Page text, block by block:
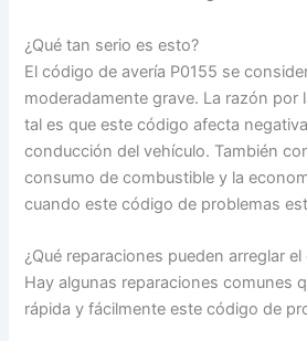
¿Qué tan serio es esto?
El código de avería P0155 se
moderadamente grave. La razón por
tal es que este código afecta
conducción del vehículo. También
consumo de combustible y la
cuando este código de problemas
¿Qué reparaciones pueden arreglar
Hay algunas reparaciones comunes
rápida y fácilmente este código de